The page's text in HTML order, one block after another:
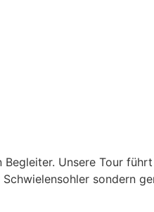
Unsere Tour
sondern